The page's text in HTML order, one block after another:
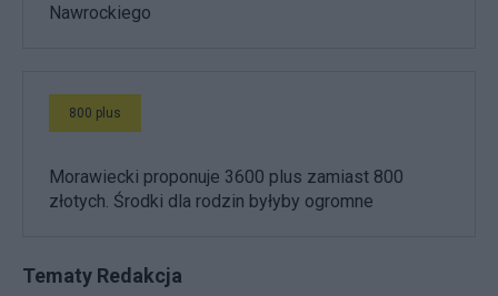
Nawrockiego
800 plus
Morawiecki proponuje 3600 plus zamiast 800
złotych. Środki dla rodzin byłyby ogromne
Tematy Redakcja